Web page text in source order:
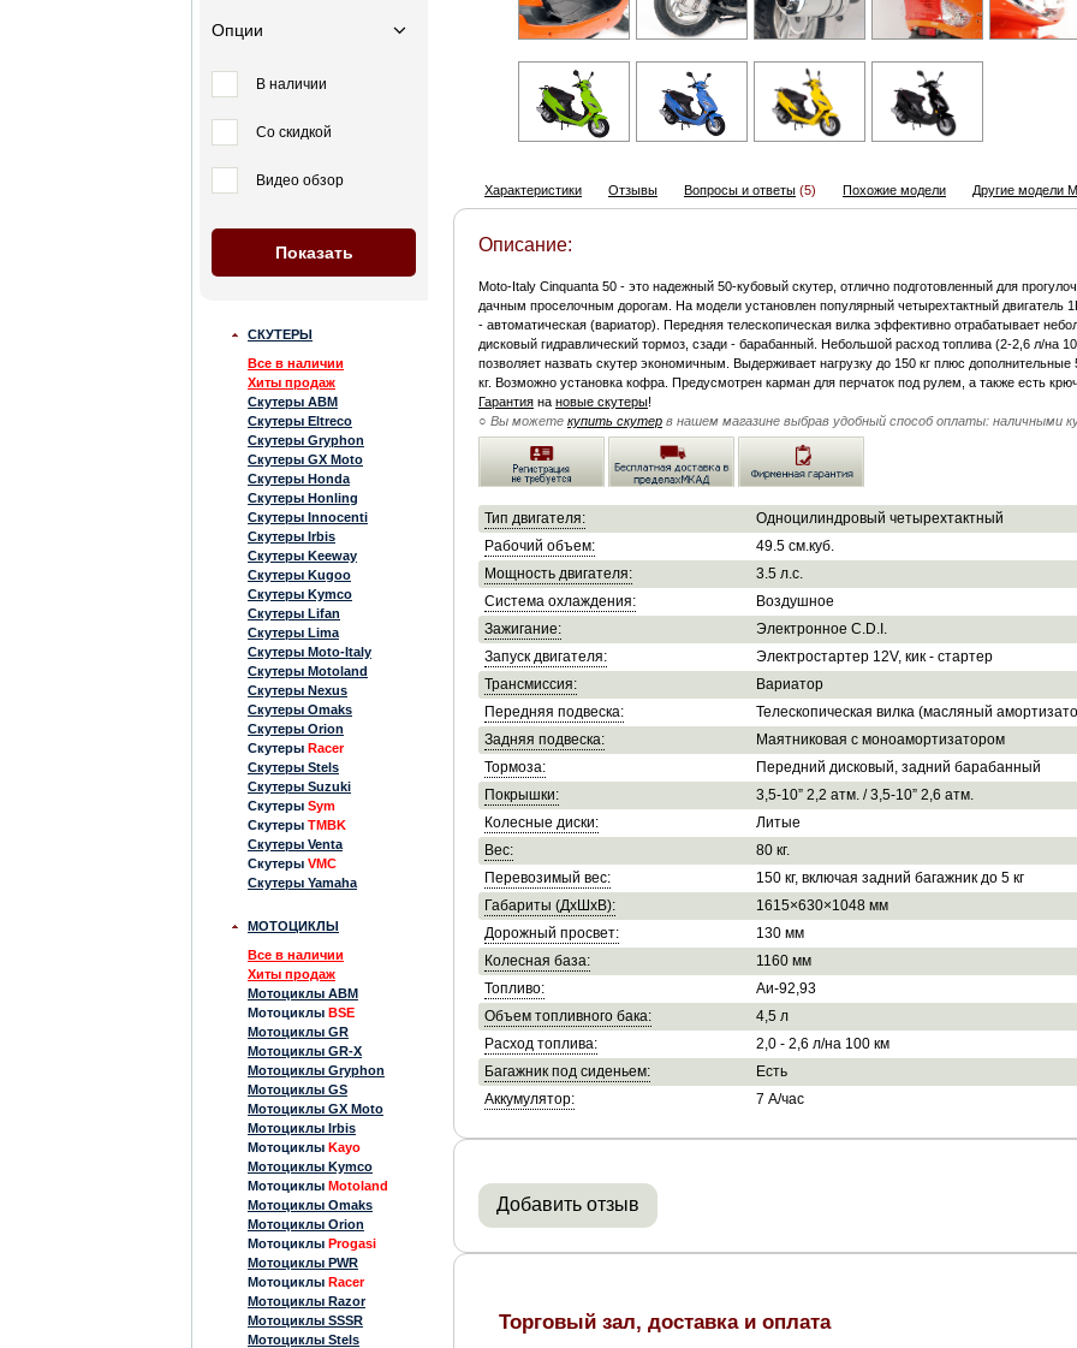
Опции
В наличии
Со скидкой
Видео обзор
СКУТЕРЫ
Все в наличии
Хиты продаж
Скутеры ABM
Скутеры Eltreco
Скутеры Gryphon
Скутеры GX Moto
Скутеры Honda
Скутеры Honling
Скутеры Innocenti
Скутеры Irbis
Скутеры Keeway
Скутеры Kugoo
Скутеры Kymco
Скутеры Lifan
Скутеры Lima
Скутеры Moto-Italy
Скутеры Motoland
Скутеры Nexus
Скутеры Omaks
Скутеры Orion
Скутеры Racer
Скутеры Stels
Скутеры Suzuki
Скутеры Sym
Скутеры TMBK
Скутеры Venta
Скутеры VMC
Скутеры Yamaha
МОТОЦИКЛЫ
Все в наличии
Хиты продаж
Мотоциклы ABM
Мотоциклы BSE
Мотоциклы GR
Мотоциклы GR-X
Мотоциклы Gryphon
Мотоциклы GS
Мотоциклы GX Moto
Мотоциклы Irbis
Мотоциклы Kayo
Мотоциклы Kymco
Мотоциклы Motoland
Мотоциклы Omaks
Мотоциклы Orion
Мотоциклы Progasi
Мотоциклы PWR
Мотоциклы Racer
Мотоциклы Razor
Мотоциклы SSSR
Мотоциклы Stels
Характеристики Отзывы Вопросы и ответы (5) Похожие модели Другие модели
Описание:
Moto-Italy Cinquanta 50 - это надежный 50-кубовый скутер, отлично подготовленный для
дачным проселочным дорогам. На модели установлен популярный четырехтактный двигатель
- автоматическая (вариатор). Передняя телескопическая вилка эффективно отрабатывает
дисковый гидравлический тормоз, сзади - барабанный. Небольшой расход топлива (2-2,6 л/на
позволяет назвать скутер экономичным. Выдерживает нагрузку до 150 кг плюс
кг. Возможно установка кофра. Предусмотрен карман для перчаток под рулем, а также есть
Гарантия на новые скутеры!
○ Вы можете купить скутер в нашем магазине выбрав удобный способ оплаты: наличными
Тип двигателя:
Одноцилиндровый четырехтактный
Рабочий объем:
49.5 см.куб.
Мощность двигателя:
3.5 л.с.
Система охлаждения:
Воздушное
Зажигание:
Электронное С.D.I.
Запуск двигателя:
Электростартер 12V, кик - стартер
Трансмиссия:
Вариатор
Передняя подвеска:
Телескопическая вилка (масляный
Задняя подвеска:
Маятниковая с моноамортизатором
Тормоза:
Передний дисковый, задний барабанный
Покрышки:
3,5-10” 2,2 атм. / 3,5-10” 2,6 атм.
Колесные диски:
Литые
Вес:
80 кг.
Перевозимый вес:
150 кг, включая задний багажник до 5 кг
Габариты (ДхШхВ):
1615×630×1048 мм
Дорожный просвет:
130 мм
Колесная база:
1160 мм
Топливо:
Аи-92,93
Объем топливного бака:
4,5 л
Расход топлива:
2,0 - 2,6 л/на 100 км
Багажник под сиденьем:
Есть
Аккумулятор:
7 А/час
Добавить отзыв
Торговый зал, доставка и оплата